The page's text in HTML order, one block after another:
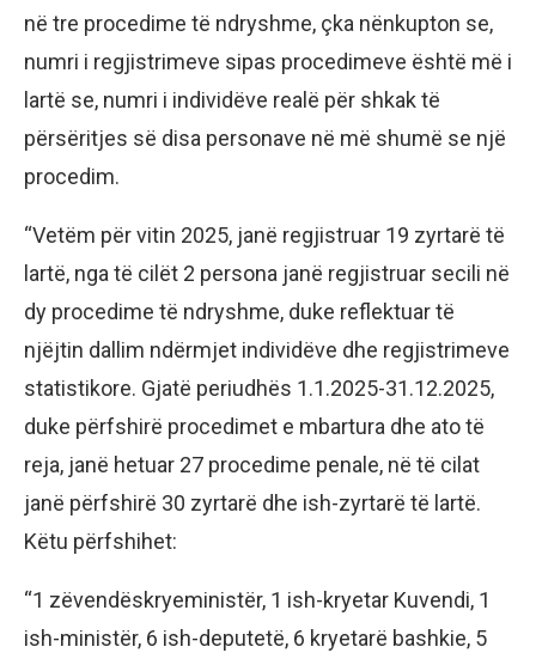
në tre procedime të ndryshme, çka nënkupton se,
numri i regjistrimeve sipas procedimeve është më i
lartë se, numri i individëve realë për shkak të
përsëritjes së disa personave në më shumë se një
procedim.
“Vetëm për vitin 2025, janë regjistruar 19 zyrtarë të
lartë, nga të cilët 2 persona janë regjistruar secili në
dy procedime të ndryshme, duke reflektuar të
njëjtin dallim ndërmjet individëve dhe regjistrimeve
statistikore. Gjatë periudhës 1.1.2025-31.12.2025,
duke përfshirë procedimet e mbartura dhe ato të
reja, janë hetuar 27 procedime penale, në të cilat
janë përfshirë 30 zyrtarë dhe ish-zyrtarë të lartë.
Këtu përfshihet:
“1 zëvendëskryeministër, 1 ish-kryetar Kuvendi, 1
ish-ministër, 6 ish-deputetë, 6 kryetarë bashkie, 5